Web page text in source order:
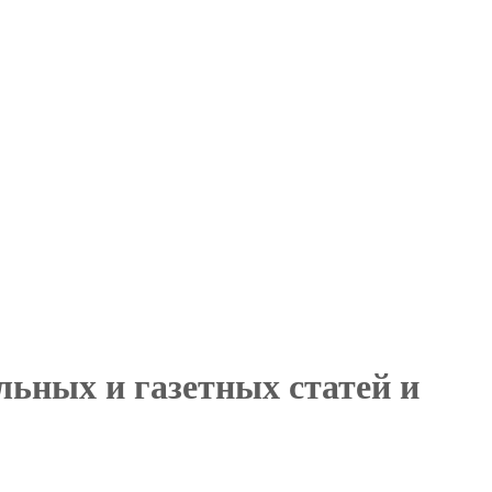
и газетных статей и